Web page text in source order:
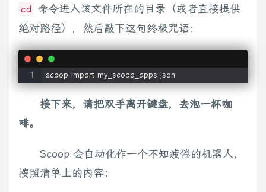
cd 命令进入该文件所在的目录（或者直接提供
绝对路径），然后敲下这句终极咒语：
接下来，请把双手离开键盘，去泡一杯咖
啡。
Scoop 会自动化作一个不知疲倦的机器人，
按照清单上的内容：